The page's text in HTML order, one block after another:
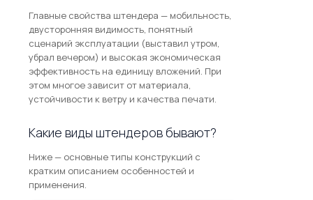
Главные свойства штендера — мобильность,
двусторонняя видимость, понятный
сценарий эксплуатации (выставил утром,
убрал вечером) и высокая экономическая
эффективность на единицу вложений. При
этом многое зависит от материала,
устойчивости к ветру и качества печати.
Какие виды штендеров бывают?
Ниже — основные типы конструкций с
кратким описанием особенностей и
применения.